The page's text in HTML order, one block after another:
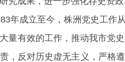
年成立至今，株洲党史工作
量有效的工作，推动我市党
，反对历史虚无主义，严格